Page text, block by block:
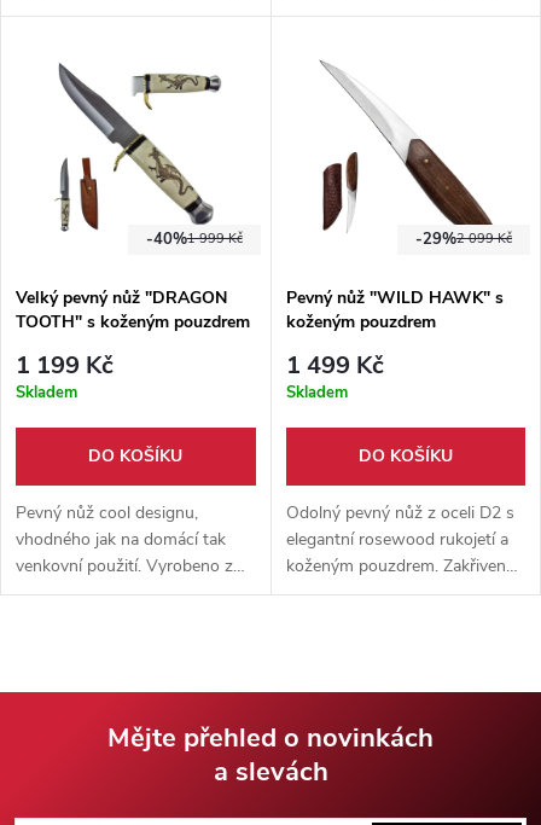
s motivem pantera a koženým
elegance a funkčnosti.
čepel s funkční pilkou, kostěná
součástí balení.
1 999 Kč
-40%
Velký pevný nůž "DRAGON
TOOTH" s koženým pouzdrem
1 199 Kč
Skladem
DO KOŠÍKU
Pevný nůž cool designu,
vhodného jak na domácí tak
venkovní použití. Vyrobeno z
materiálů ocel, mosaz, dřevo a
2 099 Kč
-29%
Pevný nůž "WILD HAWK" s
koženým pouzdrem
1 499 Kč
Skladem
DO KOŠÍKU
Odolný pevný nůž z oceli D2 s
elegantní rosewood rukojetí a
koženým pouzdrem. Zakřivená
čepel pro precizní řezy a
Mějte přehled o novinkách
a slevách